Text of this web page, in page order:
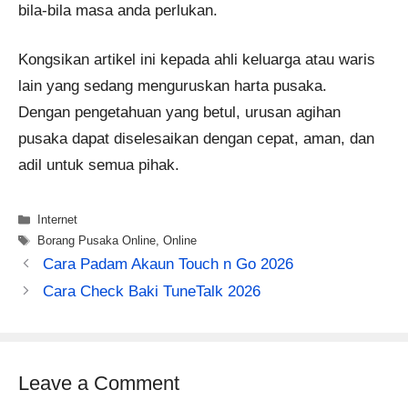
bila-bila masa anda perlukan.
Kongsikan artikel ini kepada ahli keluarga atau waris
lain yang sedang menguruskan harta pusaka.
Dengan pengetahuan yang betul, urusan agihan
pusaka dapat diselesaikan dengan cepat, aman, dan
adil untuk semua pihak.
Categories
Internet
Tags
Borang Pusaka Online, Online
Cara Padam Akaun Touch n Go 2026
Cara Check Baki TuneTalk 2026
Leave a Comment